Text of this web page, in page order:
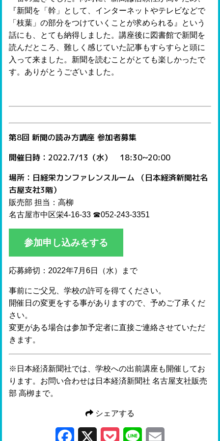
『新聞を「幹」として、インターネットやテレビなどで
「枝葉」の部分をつけていくことが求められる』という
話にも、とても納得しました。講座後に図書館で新聞を
読んだところ、難しく感じていた記事もすらすらと頭に
入って来ました。新聞を読むことがとても楽しかったで
す。ありがとうございました。
第8回 新聞の読み方講座 参加者募集
開催日時：2022.7/13（水） 18:30~20:00
場所：日経栄カンファレンスルーム （日本経済新聞社名
古屋支社3階）
販売部 担当：高柳
名古屋市中区栄4-16-33 ☎︎052-243-3351
参加申し込みをする
応募締切：2022年7月6日（水）まで
事前にご父兄、学校の許可を得てください。
開催日の変更をする事がありますので、予めご了承くだ
さい。
変更がある場合は参加予定者に直接ご連絡させていただ
きます。
※日本経済新聞社では、学校への出前講座も開催してお
ります。お問い合わせは日本経済新聞社 名古屋支社販売
部 高栁まで。
シェアする
Facebook Pocket Line